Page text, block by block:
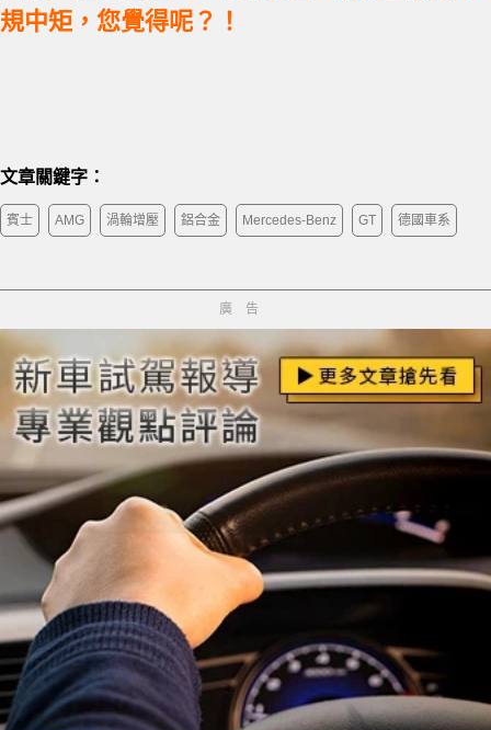
規中矩，您覺得呢？！
文章關鍵字：
賓士 AMG 渦輪增壓 鋁合金 Mercedes-Benz GT 德國車系
廣告